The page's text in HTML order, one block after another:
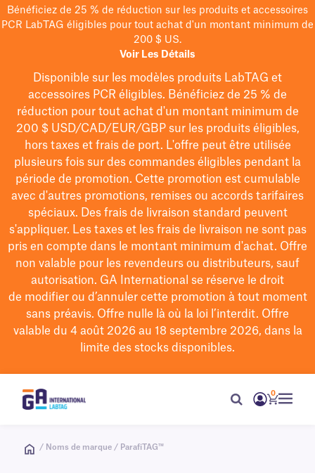
Bénéficiez de 25 % de réduction sur les produits et accessoires
PCR LabTAG éligibles pour tout achat d'un montant minimum de
200 $ US.
Voir Les Détails
Disponible sur les modèles produits LabTAG et
accessoires PCR éligibles. Bénéficiez de 25 % de
réduction pour tout achat d'un montant minimum de
200 $USD/CAD/EUR/GBPsur les produits éligibles,
hors taxes et frais de port. L'offre peut être utilisée
plusieurs fois sur des commandes éligibles pendant la
période de promotion. Cette promotion est cumulable
avec d'autres promotions, remises ou accords tarifaires
spéciaux. Des frais de livraison standard peuvent
s'appliquer. Les taxes et les frais de livraison ne sont pas
pris en compte dans le montant minimum d'achat. Offre
non valable pour les revendeurs ou distributeurs, sauf
autorisation. GA International se réserve le droit
de modifierou d’annuler cette promotion à tout moment
sans préavis. Offre nulle là où la loi l’interdit. Offre
valable du 4 août 2026 au 18 septembre 2026, dans la
limite des stocks disponibles.
0
/ Noms de marque / ParafiTAG™